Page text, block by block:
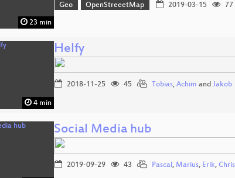
23 min
Geo OpenStreeetMap 2019-03-15 77
4 min
Helfy
2018-11-25 45 Tobias, Achim and Jakob
Social Media hub
2019-09-29 43 Pascal , Marius, Erik, Chris